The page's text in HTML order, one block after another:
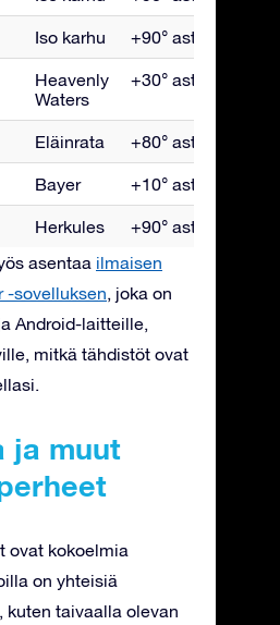
Iso karhu +90° asti -10°
Heavenly
Waters
+30° asti -90°
Eläinrata +80° asti -80°
Bayer +10° asti -90°
Herkules +90° asti -55°
asentaa ilmaisen
-sovelluksen , joka on
Android-laitteille,
mitkä tähdistöt ovat
ja muut
ovat kokoelmia
on yhteisiä
kuten taivaalla olevan